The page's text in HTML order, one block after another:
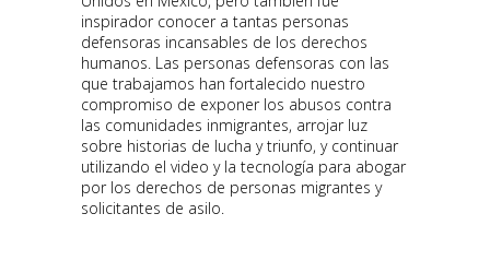
inspirador conocer a tantas personas
defensoras incansables de los derechos
humanos. Las personas defensoras con las
que trabajamos han fortalecido nuestro
compromiso de exponer los abusos contra
las comunidades inmigrantes, arrojar luz
sobre historias de lucha y triunfo, y continuar
utilizando el video y la tecnología para abogar
por los derechos de personas migrantes y
solicitantes de asilo.